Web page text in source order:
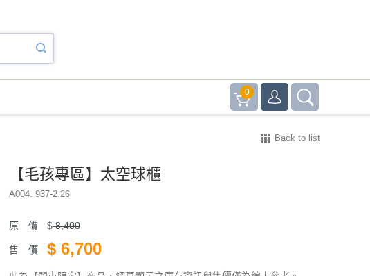
0
Back to list
【毛孩專區】太空球櫃
A004. 937-2.26
原 價 $8,400
售 價 $ 6,700